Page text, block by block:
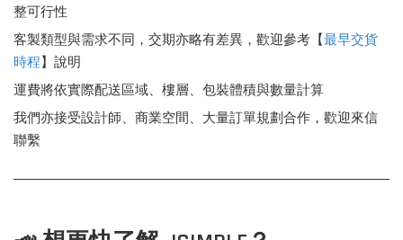
整可行性
客製類型與需求不同，交期亦略有差異，歡迎參考【最早交貨
時程】說明
運費將依實際配送區域、樓層、包裝體積與數量計算
我們亦接受設計師、商業空間、大量訂單規劃合作，歡迎來信
聯繫